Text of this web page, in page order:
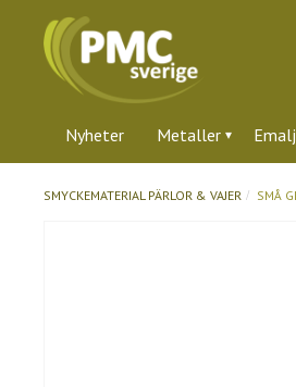
Nyheter Metaller
SMYCKEMATERIAL PÄRLOR & VAJER SMÅ